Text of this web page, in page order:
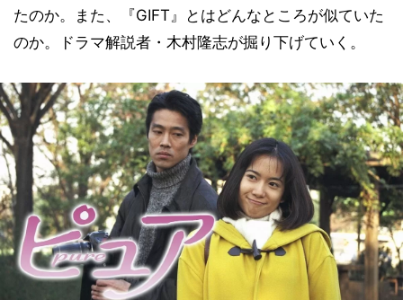
たのか。また、『GIFT』とはどんなところが似ていた
のか。ドラマ解説者・木村隆志が掘り下げていく。